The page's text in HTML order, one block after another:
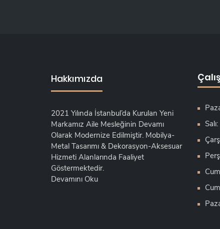
Hakkımızda
2021 Yılında İstanbul’da Kurulan Yeni
Markamız Aile Mesleğinin Devamı
Olarak Modernize Edilmiştir. Mobilya-
Metal Tasarımı & Dekorasyon-Aksesuar
Hizmeti Alanlarında Faaliyet
Göstermektedir.
Devamını Oku